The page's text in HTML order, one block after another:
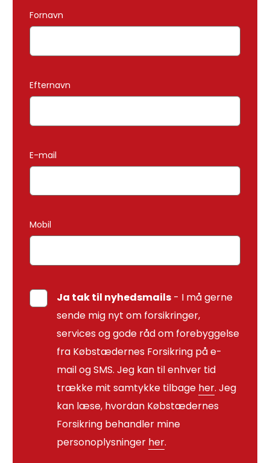
Fornavn
Efternavn
E-mail
Mobil
Ja tak til nyhedsmails - I må gerne
sende mig nyt om forsikringer,
services og gode råd om forebyggelse
fra Købstædernes Forsikring på e-
mail og SMS. Jeg kan til enhver tid
trække mit samtykke tilbage her. Jeg
kan læse, hvordan Købstædernes
Forsikring behandler mine
personoplysninger her.